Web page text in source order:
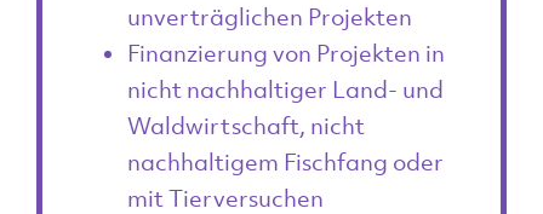
unverträglichen Projekten
Finanzierung von Projekten in
nicht nachhaltiger Land- und
Waldwirtschaft, nicht
nachhaltigem Fischfang oder
mit Tierversuchen